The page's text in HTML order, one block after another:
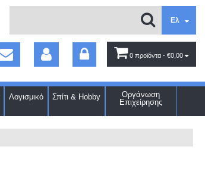
Ελ
0 προϊόντα - €0,00
Λογισμικό Σπίτι & Hobby
Οργάνωση
Επιχείρησης